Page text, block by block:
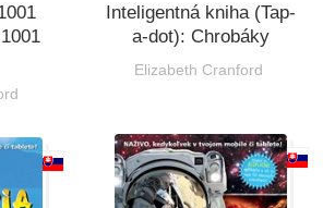
Inteligentná kniha (Tap-
a-dot): Chrobáky
Elizabeth Cranford